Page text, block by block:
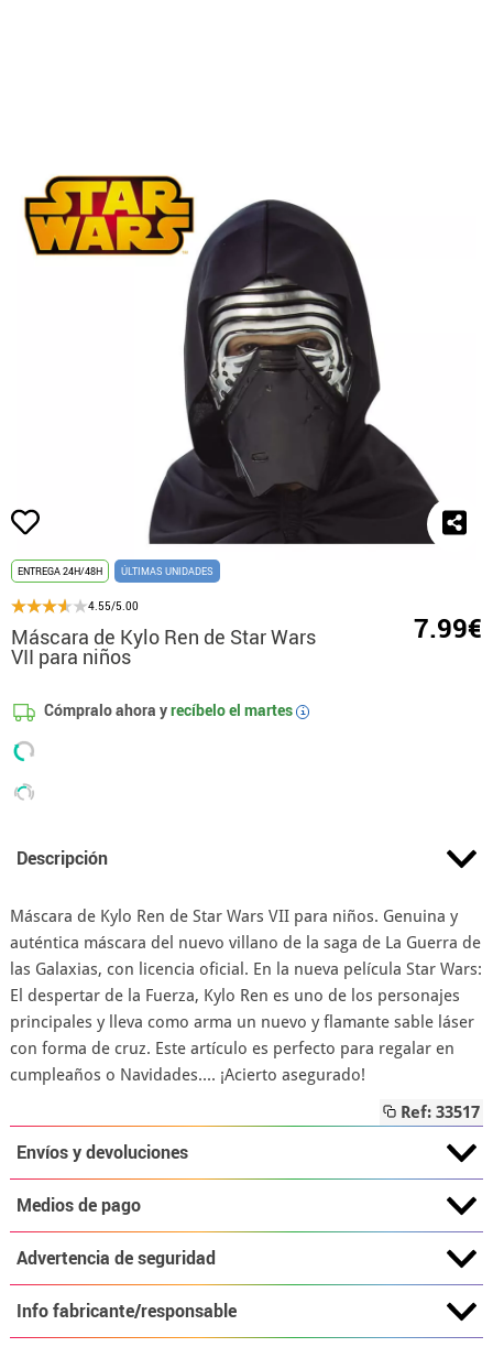
ENTREGA 24H/48H ÚLTIMAS UNIDADES
4.55/5.00
Máscara de Kylo Ren de Star Wars
VII para niños
7.99€
Cómpralo ahora yrecíbelo el martes i
Descripción
Máscara de Kylo Ren de Star Wars VII para niños. Genuina y
auténtica máscara del nuevo villano de la saga de La Guerra de
las Galaxias, con licencia oficial. En la nueva película Star Wars:
El despertar de la Fuerza, Kylo Ren es uno de los personajes
principales y lleva como arma un nuevo y flamante sable láser
con forma de cruz. Este artículo es perfecto para regalar en
cumpleaños o Navidades.... ¡Acierto asegurado!
Ref: 33517
Envíos y devoluciones
Medios de pago
Advertencia de seguridad
Info fabricante/responsable